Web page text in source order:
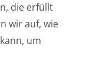
die erfüllt
wir auf, wie
um